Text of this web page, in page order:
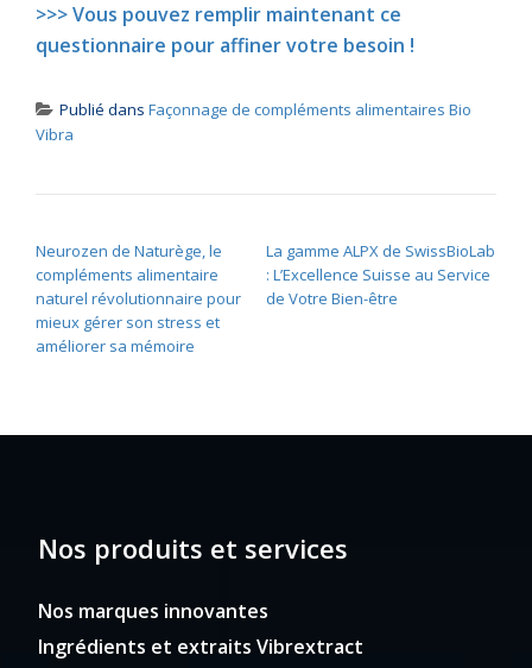
>>> Vous pouvez remplir maintenant ce
questionnaire pour affiner votre besoin !
Publié dans Façonnage de compléments alimentaires Bio
Vibra
Neurozen de Naturège, le
compléments alimentaire
naturel révolutionnaire pour
mieux gérer son stress et
améliorer sa mémoire
La gamme ALPX de SwissBioLab
: L’Excellence Suisse au Service
de Votre Bien-être
Nos produits et services
Nos marques innovantes
Ingrédients et extraits Vibrextract